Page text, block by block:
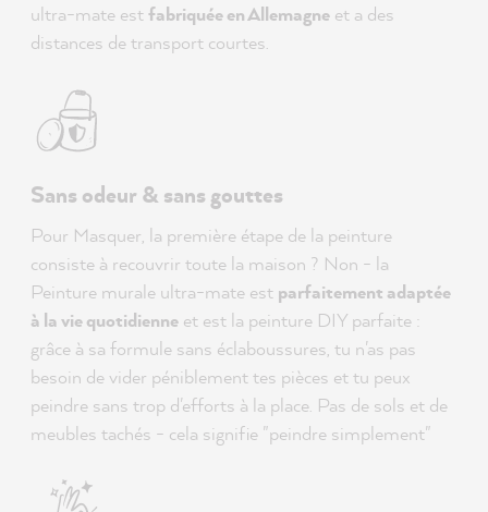
ultra-mate estfabriquée en Allemagne et a des
distances de transport courtes.
Sans odeur & sans gouttes
Pour Masquer, la première étape de la peinture
consiste à recouvrir toute la maison ? Non - la
Peinture murale ultra-mate est parfaitement adaptée
à la vie quotidienne et est la peinture DIY parfaite :
grâce à sa formule sans éclaboussures, tu n'as pas
besoin de vider péniblement tes pièces et tu peux
peindre sans trop d'efforts à la place. Pas de sols et de
meubles tachés - cela signifie "peindre simplement"